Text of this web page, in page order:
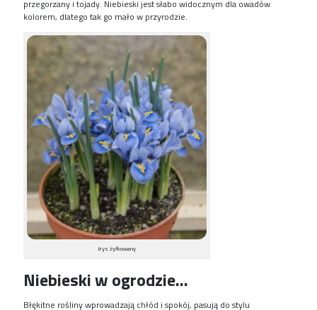
przegorzany i tojady. Niebieski jest słabo widocznym dla owadów
kolorem, dlatego tak go mało w przyrodzie.
Irys żyłkowany
Niebieski w ogrodzie…
Błękitne rośliny wprowadzają chłód i spokój, pasują do stylu